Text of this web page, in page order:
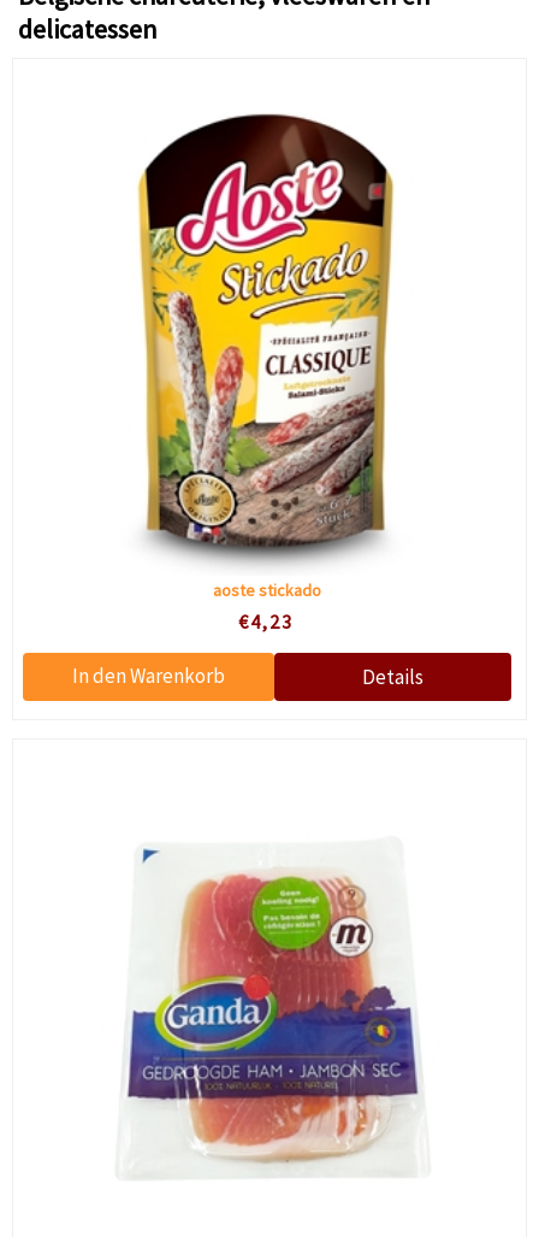
delicatessen
aoste stickado
€4,23